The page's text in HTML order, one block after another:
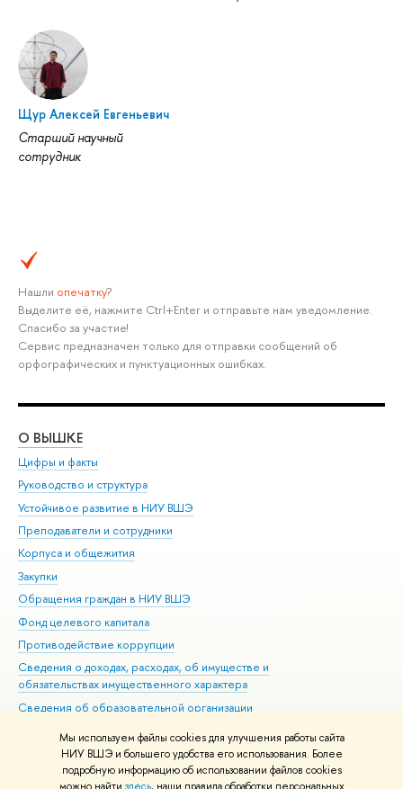
Мы используем файлы cookies для улучшения работы сайта
НИУ ВШЭ и большего удобства его использования. Более
подробную информацию об использовании файлов cookies
Щур Алексей Евгеньевич
Старший научный
сотрудник
Нашли опечатку?
Выделите её, нажмите Ctrl+Enter и отправьте нам уведомление.
Спасибо за участие!
Сервис предназначен только для отправки сообщений об
орфографических и пунктуационных ошибках.
О ВЫШКЕ
Цифры и факты
Руководство и структура
Устойчивое развитие в НИУ ВШЭ
Преподаватели и сотрудники
Корпуса и общежития
Закупки
Обращения граждан в НИУ ВШЭ
Фонд целевого капитала
Противодействие коррупции
Сведения о доходах, расходах, об имуществе и
обязательствах имущественного характера
Сведения об образовательной организации
Людям с ограниченными возможностями здоровья
Единая платежная страница
Работа в Вышке